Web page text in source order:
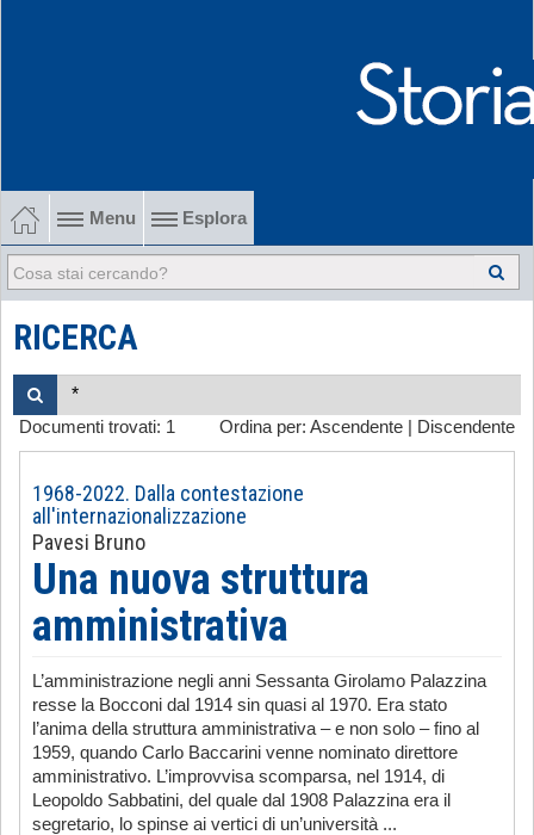
Menu Esplora
1902-1915 Gli esordi
1915-1945 Tra le due guerre
1945-1968 Dalla liberazione al '68
1968-2022 Dalla contestazione all'internazionalizzazione
-
RICERCA
Ordina per: Ascendente Discendente
Documenti trovati: 1
1968-2022. Dalla contestazione
all'internazionalizzazione
Pavesi Bruno
Una nuova struttura
amministrativa
L’amministrazione negli anni Sessanta Girolamo Palazzina
resse la Bocconi dal 1914 sin quasi al 1970. Era stato
l’anima della struttura amministrativa – e non solo – fino al
1959, quando Carlo Baccarini venne nominato direttore
amministrativo. L’improvvisa scomparsa, nel 1914, di
Leopoldo Sabbatini, del quale dal 1908 Palazzina era il
segretario, lo spinse ai vertici di un’università ...